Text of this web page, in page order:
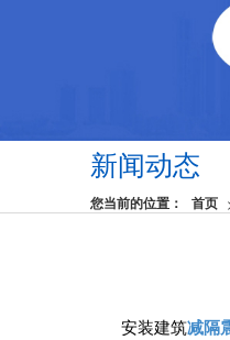
新闻动态
您当前的位置： 首页
安装建筑减隔